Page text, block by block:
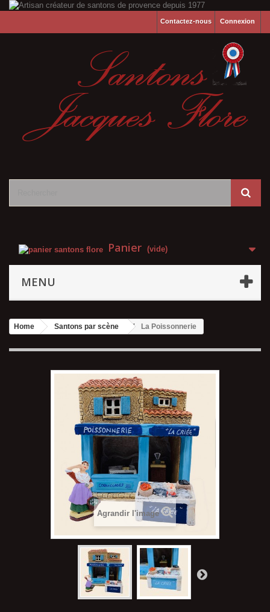
Connexion
Contactez-nous
Panier (vide)
MENU
Home Santons par scène La Poissonnerie
Agrandir l'image